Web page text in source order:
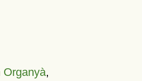
Organyà,